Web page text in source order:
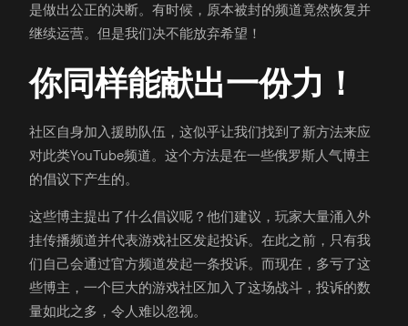
是做出公正的决断。有时候，原本被封的频道竟然恢复并
继续运营。但是我们决不能放弃希望！
你同样能献出一份力！
社区自身加入援助队伍，这似乎让我们找到了新方法来应
对此类YouTube频道。这个方法是在一些俄罗斯人气博主
的倡议下产生的。
这些博主提出了什么倡议呢？他们建议，玩家大量涌入外
挂传播频道并代表游戏社区发起投诉。在此之前，只有我
们自己会通过官方频道发起一条投诉。而现在，多亏了这
些博主，一个巨大的游戏社区加入了这场战斗，投诉的数
量如此之多，令人难以忽视。